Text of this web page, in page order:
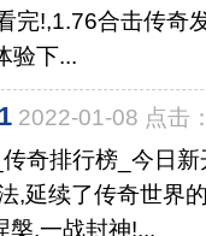
完!,1.76合击传奇
验下...
2022-01-08 点击
奇排行榜_今日
,延续了传奇世界
槃,一战封神!...